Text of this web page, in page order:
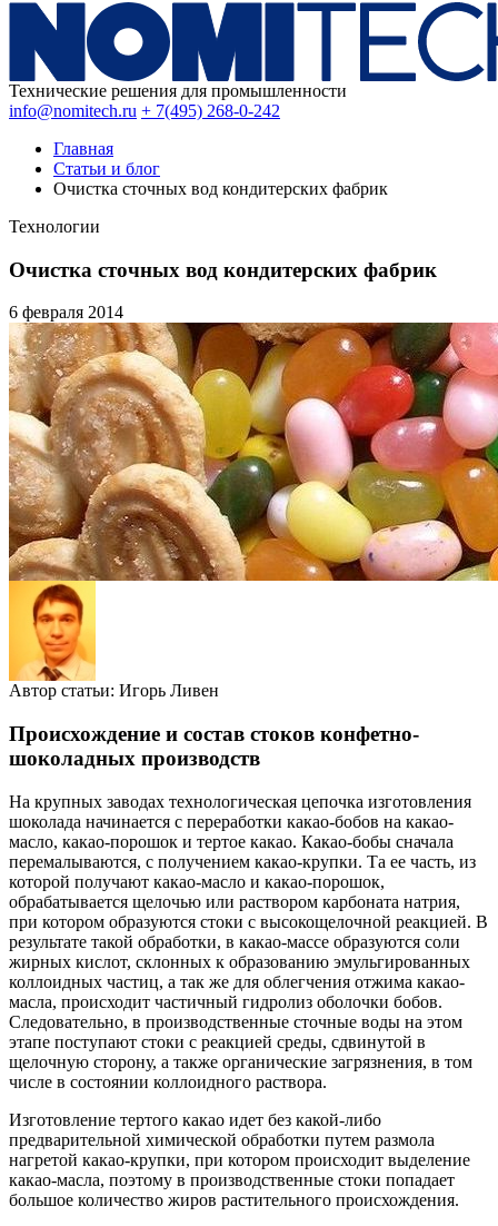
Технические решения для промышленности
info@nomitech.ru + 7(495) 268-0-242
Главная
Статьи и блог
Очистка сточных вод кондитерских фабрик
Технологии
Очистка сточных вод кондитерских фабрик
6 февраля 2014
Автор статьи: Игорь Ливен
Происхождение и состав стоков конфетно-
шоколадных производств
На крупных заводах технологическая цепочка изготовления
шоколада начинается с переработки какао-бобов на какао-
масло, какао-порошок и тертое какао. Какао-бобы сначала
перемалываются, с получением какао-крупки. Та ее часть, из
которой получают какао-масло и какао-порошок,
обрабатывается щелочью или раствором карбоната натрия,
при котором образуются стоки с высокощелочной реакцией. В
результате такой обработки, в какао-массе образуются соли
жирных кислот, склонных к образованию эмульгированных
коллоидных частиц, а так же для облегчения отжима какао-
масла, происходит частичный гидролиз оболочки бобов.
Следовательно, в производственные сточные воды на этом
этапе поступают стоки с реакцией среды, сдвинутой в
щелочную сторону, а также органические загрязнения, в том
числе в состоянии коллоидного раствора.
Изготовление тертого какао идет без какой-либо
предварительной химической обработки путем размола
нагретой какао-крупки, при котором происходит выделение
какао-масла, поэтому в производственные стоки попадает
большое количество жиров растительного происхождения.